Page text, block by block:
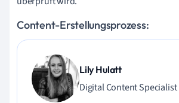
Content-Erstellungsprozess:
Lily Hulatt
Digital Content Specialist